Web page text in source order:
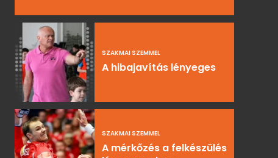
SZAKMAI SZEMMEL
A hibajavítás lényeges
SZAKMAI SZEMMEL
A mérkőzés a felkészülés